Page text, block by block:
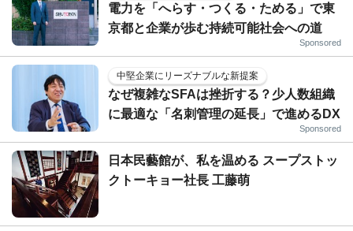
電力を「へらす・つくる・ためる」で東
京都と企業が歩む持続可能社会への道
Sponsored
中堅企業にリーズナブルな新提案
なぜ複雑なSFAは挫折する？少人数組織
に最適な「名刺管理の延長」で進めるDX
Sponsored
日本民藝館が、私を温める スープストッ
クトーキョー社長 工藤萌